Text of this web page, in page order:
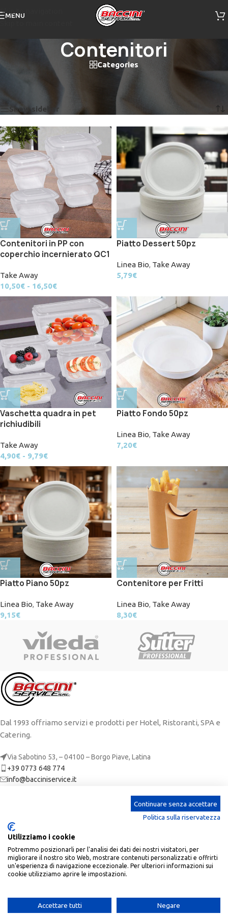
Skip to navigation
MENU
Contenitori
Categories
Prodotti taggati “Contenitori”
Visualizzazione di 6 risultati
Show sidebar
Contenitori in PP con
coperchio incernierato QC1
Take Away
10,50€ - 16,50€
Piatto Dessert 50pz
Linea Bio, Take Away
5,79€
Vaschetta quadra in pet
richiudibili
Take Away
4,90€ - 9,79€
Piatto Fondo 50pz
Linea Bio, Take Away
7,20€
Piatto Piano 50pz
Linea Bio, Take Away
9,15€
Contenitore per Fritti
Linea Bio, Take Away
8,30€
Dal 1993 offriamo servizi e prodotti per Hotel, Ristoranti, SPA e
Catering.
Via Sabotino 53, – 04100 – Borgo Piave, Latina
+39 0773 648 774
info@bacciniservice.it
CATEGORIE
ACCOUNT
Baccini Service| P.Iva: 02673650590 | REA: LT-190305 |
Continuare senza accettare
Politica sulla riservatezza
Utilizziamo i cookie
Potremmo posizionarli per l'analisi dei dati dei nostri visitatori, per
migliorare il nostro sito Web, mostrare contenuti personalizzati e offrirti
un'esperienza di navigazione eccezionale. Per ulteriori informazioni sui
cookie utilizziamo aprire le impostazioni.
Accettare tutti Negare